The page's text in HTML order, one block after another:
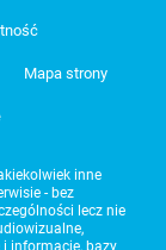
Mapa strony
inne
- bez
lecz nie
informacje, bazy